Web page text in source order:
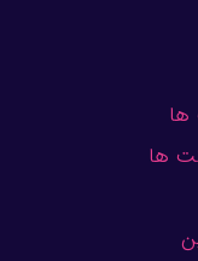
ها
ها